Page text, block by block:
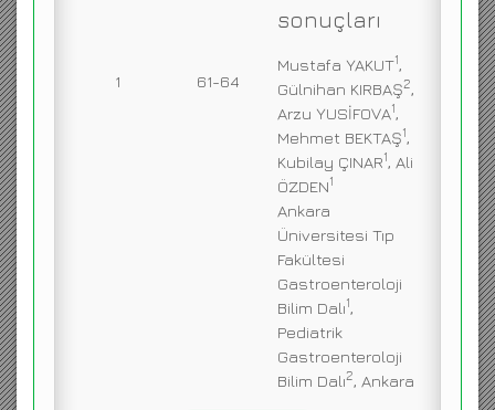
1 61-64
sonuçları
Mustafa YAKUT1,
Gülnihan KIRBAŞ2,
Arzu YUSİFOVA1,
Mehmet BEKTAŞ1,
Kubilay ÇINAR1, Ali
ÖZDEN1
Ankara
Üniversitesi Tıp
Fakültesi
Gastroenteroloji
Bilim Dalı1,
Pediatrik
Gastroenteroloji
Bilim Dalı2, Ankara